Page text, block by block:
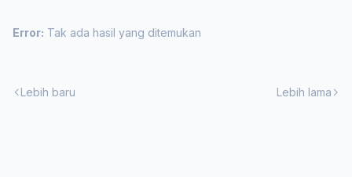
Error: Tak ada hasil yang ditemukan
Lebih baru Lebih lama